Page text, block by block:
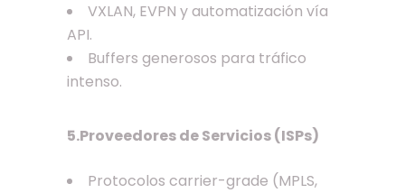
VXLAN, EVPN y automatización vía
API.
Buffers generosos para tráfico
intenso.
5.Proveedores de Servicios (ISPs)
Protocolos carrier-grade (MPLS,